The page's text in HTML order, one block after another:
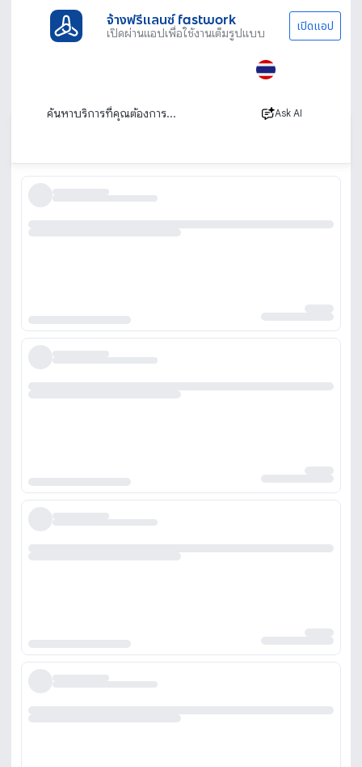
จ้างฟรีแลนซ์ fastwork
เปิดผ่านแอปเพื่อใช้งานเต็มรูปแบบ เปิดแอป
Ask AI
Production & Project Management